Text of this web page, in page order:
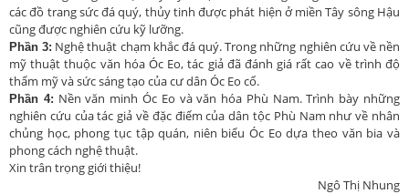
các đồ trang sức đá quý, thủy tinh được phát hiện ở miền Tây sông Hậu
cũng được nghiên cứu kỹ lưỡng.
Phần 3: Nghệ thuật chạm khắc đá quý. Trong những nghiên cứu về nền
mỹ thuật thuộc văn hóa Óc Eo, tác giả đã đánh giá rất cao về trình độ
thẩm mỹ và sức sáng tạo của cư dân Óc Eo cổ.
Phần 4: Nền văn minh Óc Eo và văn hóa Phù Nam. Trình bày những
nghiên cứu của tác giả về đặc điểm của dân tộc Phù Nam như về nhân
chủng học, phong tục tập quán, niên biểu Óc Eo dựa theo văn bia và
phong cách nghệ thuật.
Xin trân trọng giới thiệu!
Ngô Thị Nhung